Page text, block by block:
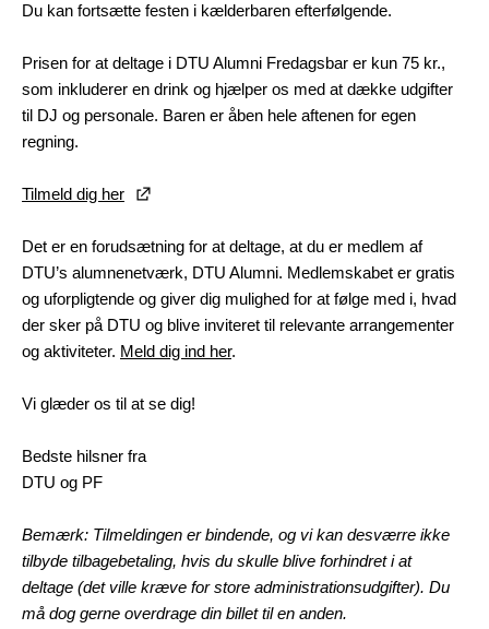
Du kan fortsætte festen i kælderbaren efterfølgende.
Prisen for at deltage i DTU Alumni Fredagsbar er kun 75 kr.,
som inkluderer en drink og hjælper os med at dække udgifter
til DJ og personale. Baren er åben hele aftenen for egen
regning.
Tilmeld dig her
Det er en forudsætning for at deltage, at du er medlem af
DTU’s alumnenetværk, DTU Alumni. Medlemskabet er gratis
og uforpligtende og giver dig mulighed for at følge med i, hvad
der sker på DTU og blive inviteret til relevante arrangementer
og aktiviteter. Meld dig ind her.
Vi glæder os til at se dig!
Bedste hilsner fra
DTU og PF
Bemærk: Tilmeldingen er bindende, og vi kan desværre ikke
tilbyde tilbagebetaling, hvis du skulle blive forhindret i at
deltage (det ville kræve for store administrationsudgifter). Du
må dog gerne overdrage din billet til en anden.